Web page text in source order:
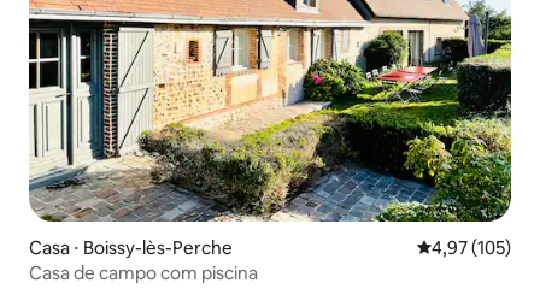
Casa ⋅ Boissy-lès-Perche 4,97 de uma
4,97 (105)
Casa de campo com piscina